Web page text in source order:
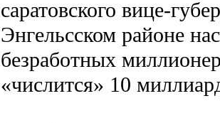
саратовского вице-
Энгельсском районе
безработных
«числится» 10